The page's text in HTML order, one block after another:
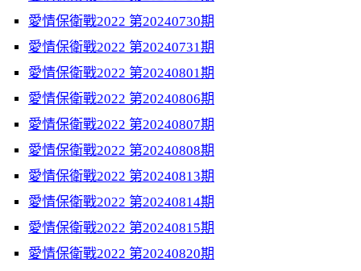
愛情保衛戰2022 第20240730期
愛情保衛戰2022 第20240731期
愛情保衛戰2022 第20240801期
愛情保衛戰2022 第20240806期
愛情保衛戰2022 第20240807期
愛情保衛戰2022 第20240808期
愛情保衛戰2022 第20240813期
愛情保衛戰2022 第20240814期
愛情保衛戰2022 第20240815期
愛情保衛戰2022 第20240820期